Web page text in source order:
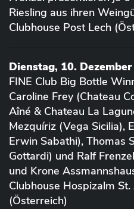
Riesling aus ihren
Clubhouse Post Lech
Dienstag, 10.
FINE Club Big Bottle
Caroline Frey (Chateau
Aîné & Chateau La
Mezquíriz (Vega Sicilia),
Erwin Sabathi), Thomas
Gottardi) und Ralf
und Krone
Clubhouse Hospizalm
(Österreich)